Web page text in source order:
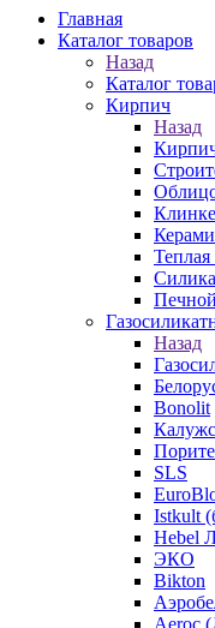
Главная
Каталог товаров
Назад
Каталог
Кирпич
Назад
Теплая
Назад
Bonolit
SLS
Istkult
Hebel
ЭКО
Bikton
Aeroc